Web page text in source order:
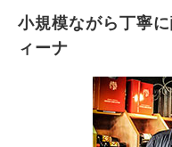
小規模ながら丁寧
ィーナ